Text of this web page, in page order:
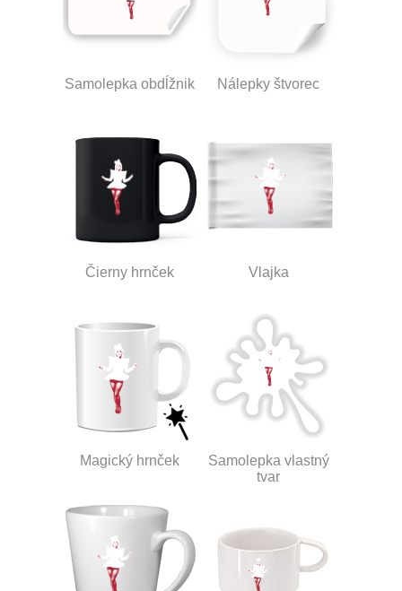
Samolepka obdĺžnik Nálepky štvorec
Čierny hrnček Vlajka
Magický hrnček
Samolepka vlastný
tvar